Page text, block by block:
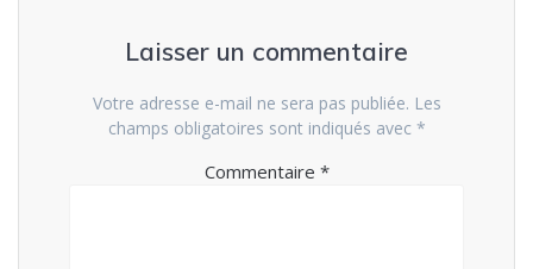
Laisser un commentaire
Votre adresse e-mail ne sera pas publiée. Les
champs obligatoires sont indiqués avec *
Commentaire *